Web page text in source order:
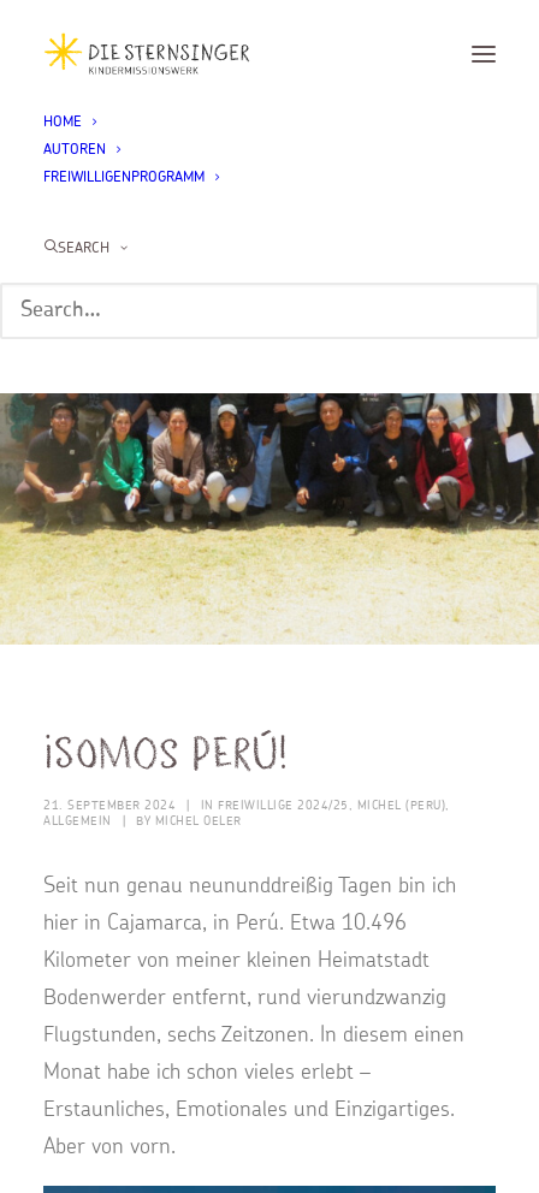
HOME
AUTOREN
FREIWILLIGENPROGRAMM
SEARCH
¡Somos Perú!
21. SEPTEMBER 2024 IN FREIWILLIGE 2024/25 , MICHEL (PERU),
ALLGEMEIN
BY MICHEL OELER
Seit nun genau neununddreißig Tagen bin ich
hier in Cajamarca, in Perú. Etwa 10.496
Kilometer von meiner kleinen Heimatstadt
Bodenwerder entfernt, rund vierundzwanzig
Flugstunden, sechs Zeitzonen. In diesem einen
Monat habe ich schon vieles erlebt –
Erstaunliches, Emotionales und Einzigartiges.
Aber von vorn.